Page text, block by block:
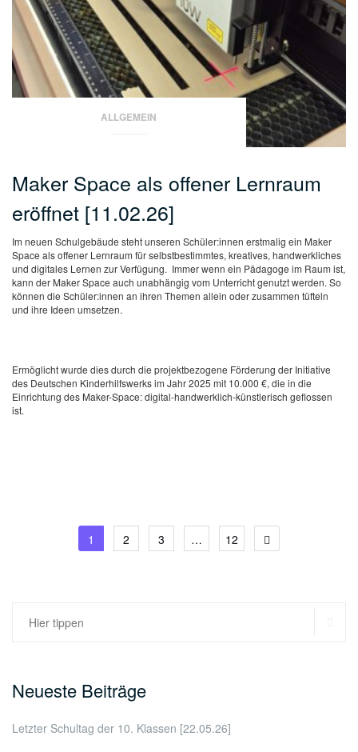
ALLGEMEIN
Maker Space als offener Lernraum
eröffnet [11.02.26]
Im neuen Schulgebäude steht unseren Schüler:innen erstmalig ein Maker
Space als offener Lernraum für selbstbestimmtes, kreatives, handwerkliches
und digitales Lernen zur Verfügung. Immer wenn ein Pädagoge im Raum ist,
kann der Maker Space auch unabhängig vom Unterricht genutzt werden. So
können die Schüler:innen an ihren Themen allein oder zusammen tüfteln
und ihre Ideen umsetzen.
Ermöglicht wurde dies durch die projektbezogene Förderung der Initiative
des Deutschen Kinderhilfswerks im Jahr 2025 mit 10.000 €, die in die
Einrichtung des Maker-Space: digital-handwerklich-künstlerisch geflossen
ist.
Seitennummerierung
1 2 3 … 12
Suchen
Neueste Beiträge
Letzter Schultag der 10. Klassen [22.05.26]